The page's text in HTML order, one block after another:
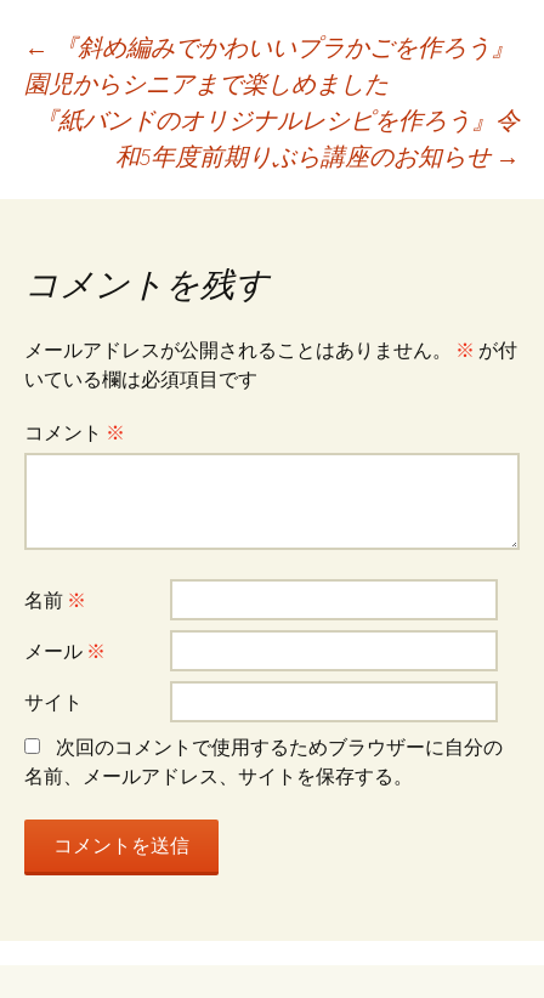
o
o
k
l
er
es
t
投
稿
ナ
ビ
ゲ
ー
ョ
ン
←
『斜め編みでかわいいプラかごを作ろう』
園児からシニアまで楽しめました
『紙バンドのオリジナルレシピを作ろう』令
和5年度前期りぶら講座のお知らせ →
コメントを残す
メールアドレスが公開されることはありません。 ※ が付
いている欄は必須項目です
コメント ※
名前 ※
メール ※
サイト
次回のコメントで使用するためブラウザーに自分の
名前、メールアドレス、サイトを保存する。